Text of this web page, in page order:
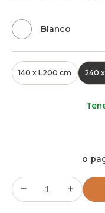
Blanco
140 x L200 cm 240
o